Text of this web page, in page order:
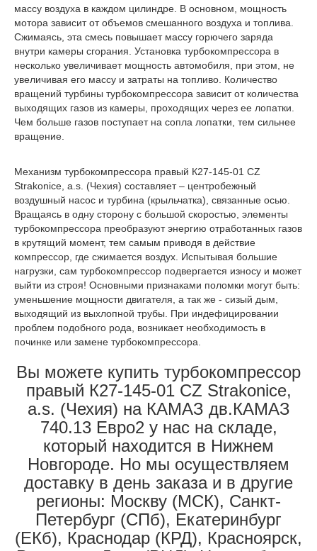
массу воздуха в каждом цилиндре. В основном, мощность
мотора зависит от объемов смешанного воздуха и топлива.
Сжимаясь, эта смесь повышает массу горючего заряда
внутри камеры сгорания. Установка турбокомпрессора в
несколько увеличивает мощность автомобиля, при этом, не
увеличивая его массу и затраты на топливо. Количество
вращений турбины турбокомпрессора зависит от количества
выходящих газов из камеры, проходящих через ее лопатки.
Чем больше газов поступает на сопла лопатки, тем сильнее
вращение.
Механизм турбокомпрессора правый К27-145-01 CZ
Strakonice, a.s. (Чехия) составляет – центробежный
воздушный насос и турбина (крыльчатка), связанные осью.
Вращаясь в одну сторону с большой скоростью, элементы
турбокомпрессора преобразуют энергию отработанных газов
в крутящий момент, тем самым приводя в действие
компрессор, где сжимается воздух. Испытывая большие
нагрузки, сам турбокомпрессор подвергается износу и может
выйти из строя! Основными признаками поломки могут быть:
уменьшение мощности двигателя, а так же - сизый дым,
выходящий из выхлопной трубы. При индефицировании
проблем подобного рода, возникает необходимость в
починке или замене турбокомпрессора.
Вы можете купить турбокомпрессор
правый К27-145-01 CZ Strakonice,
a.s. (Чехия) на КАМАЗ дв.КАМАЗ
740.13 Евро2 у нас на складе,
который находится в Нижнем
Новгороде. Но мы осуществляем
доставку в день заказа и в другие
регионы: Москву (МСК), Санкт-
Петербург (СПб), Екатеринбург
(ЕКб), Краснодар (КРД), Красноярск,